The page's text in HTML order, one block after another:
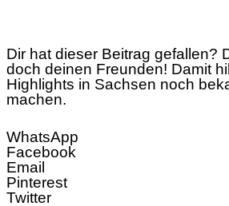
Dir hat dieser Beitrag gefallen?
doch deinen Freunden! Damit
Highlights in Sachsen noch
machen.
WhatsApp
Facebook
Email
Pinterest
Twitter